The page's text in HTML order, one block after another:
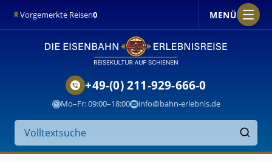
Vorgemerkte Reisen0 MENÜ
Suche
auf
der
Finden
+49-(0) 211-929-666-0
Mo–Fr: 09:00–18:00 info@bahn-erlebnis.de